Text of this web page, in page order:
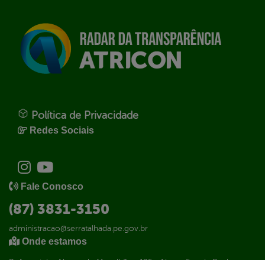
Política de Privacidade
Redes Sociais
Fale Conosco
(87) 3831-3150
administracao@serratalhada.pe.gov.br
Onde estamos